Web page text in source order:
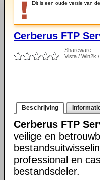
Dit is een oude versie van
Cerberus FTP
Shareware
Vista / Win2k
Beschrijving
Cerberus FTP
veilige en
professional en
bestandsdeler.